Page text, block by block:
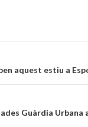
aquest estiu a
Guàrdia Urbana